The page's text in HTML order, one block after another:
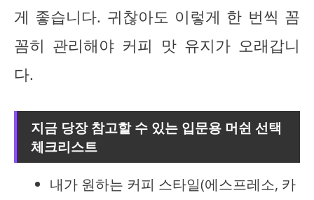
게 좋습니다. 귀찮아도 이렇게 한 번씩 꼼
꼼히 관리해야 커피 맛 유지가 오래갑니
다.
지금 당장 참고할 수 있는 입문용 머쉰 선택
체크리스트
내가 원하는 커피 스타일(에스프레소, 카